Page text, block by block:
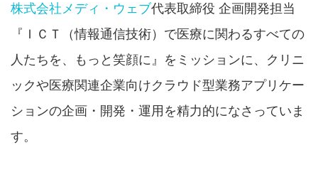
株式会社メディ・ウェブ代表取締役 企画開発担当
『ＩＣＴ（情報通信技術）で医療に関わるすべての
人たちを、もっと笑顔に』をミッションに、クリニ
ックや医療関連企業向けクラウド型業務アプリケー
ションの企画・開発・運用を精力的になさっていま
す。